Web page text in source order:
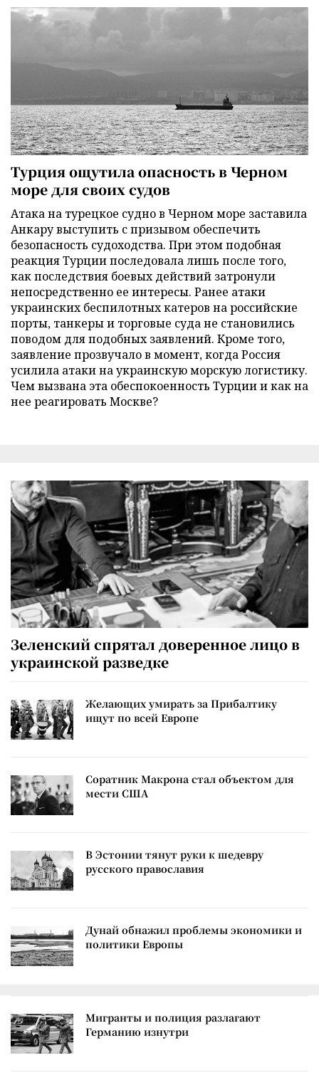
Турция ощутила опасность в Черном
море для своих судов
Атака на турецкое судно в Черном море заставила
Анкару выступить с призывом обеспечить
безопасность судоходства. При этом подобная
реакция Турции последовала лишь после того,
как последствия боевых действий затронули
непосредственно ее интересы. Ранее атаки
украинских беспилотных катеров на российские
порты, танкеры и торговые суда не становились
поводом для подобных заявлений. Кроме того,
заявление прозвучало в момент, когда Россия
усилила атаки на украинскую морскую логистику.
Чем вызвана эта обеспокоенность Турции и как на
нее реагировать Москве?
Зеленский спрятал доверенное лицо в
украинской разведке
Желающих умирать за Прибалтику
ищут по всей Европе
Соратник Макрона стал объектом для
мести США
В Эстонии тянут руки к шедевру
русского православия
Дунай обнажил проблемы экономики и
политики Европы
Мигранты и полиция разлагают
Германию изнутри